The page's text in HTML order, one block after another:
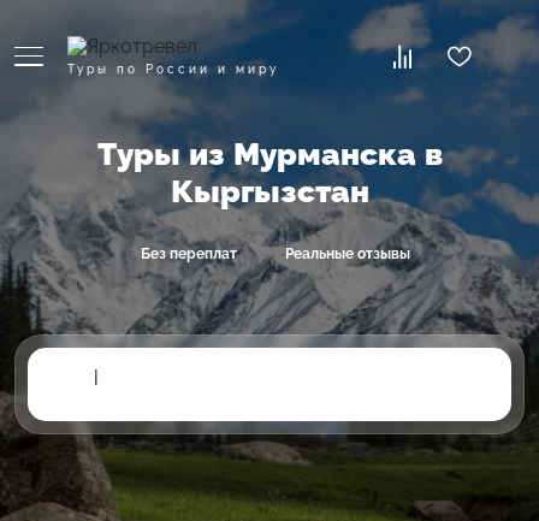
Туры по России и миру
Туры из Мурманска в
Кыргызстан
Без переплат Реальные отзывы
|